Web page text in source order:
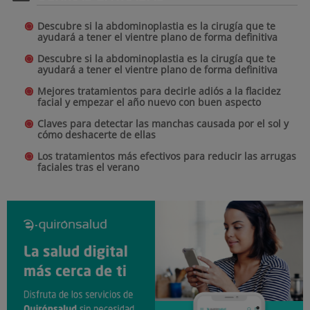
máximos resultados. Suelen necesitar en torno a
tres sesiones para alcanzar los objetivos.
¿Existen tratamientos tópicos o
cremas despigmentantes
recomendados para las manchas
de la piel solar?
Existe una amplia gama deproductos que ayudan a
mejorar las manchas de la piel
de la paciente. Algunos de ellos llevan asociados
activos despigmentantes. No obstante, los
despigmentantes más potentes se deben usar de
noche y suelen tener cierto efecto irritante que no
siempre se tolera bien. En Quironsalud Murcia, su
dermatóloga le puede asesorar sobre el
despigmentante más adecuado para su piel y las
formas de contrarrestar la posible irritación.
Tratamientos recomendados para
suavizar las arrugas de expresión
en el rostro
hombres como mujeres suele ser la corrección con
sustancias neuromoduladoras
En determinados casos en los que las pacientes no
quieren usar este tipo de tratamiento, los rellenos
con ácido hialurónico pueden suavizar el marcado
de las arrugas.
Descubre si la abdominoplastia es la cirugía que te
ayudará a tener el vientre plano de forma definitiva
Descubre si la abdominoplastia es la cirugía que te
ayudará a tener el vientre plano de forma definitiva
Mejores tratamientos para decirle adiós a la flacidez
facial y empezar el año nuevo con buen aspecto
Claves para detectar las manchas causada por el sol y
cómo deshacerte de ellas
Los tratamientos más efectivos para reducir las arrugas
faciales tras el verano